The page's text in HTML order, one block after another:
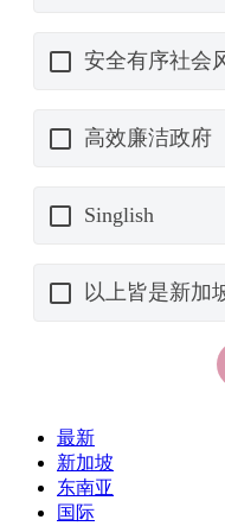
最新
新加坡
东南亚
国际